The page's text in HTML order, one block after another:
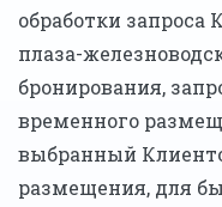
обработки запроса
плаза-
бронирования,
временного
выбранный
размещения, для